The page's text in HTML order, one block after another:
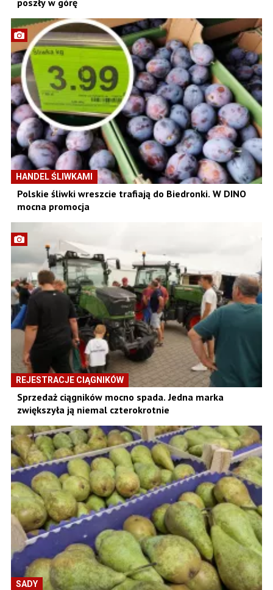
poszły w górę
HANDEL ŚLIWKAMI
Polskie śliwki wreszcie trafiają do Biedronki. W DINO
mocna promocja
REJESTRACJE CIĄGNIKÓW
Sprzedaż ciągników mocno spada. Jedna marka
zwiększyła ją niemal czterokrotnie
SADY